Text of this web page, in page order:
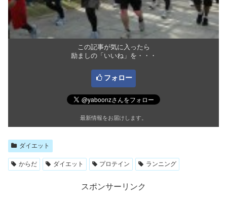
この記事が気に入ったら
励ましの「いいね」を・・・
フォロー
最新情報をお届けします。
ダイエット
からだ ダイエット プロテイン ランニング
スポンサーリンク